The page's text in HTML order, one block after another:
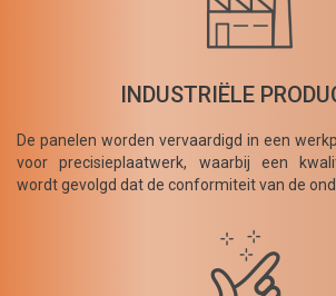
INDUSTRIËLE
De panelen worden vervaardigd in een
voor precisieplaatwerk, waarbij een
wordt gevolgd dat de conformiteit van de